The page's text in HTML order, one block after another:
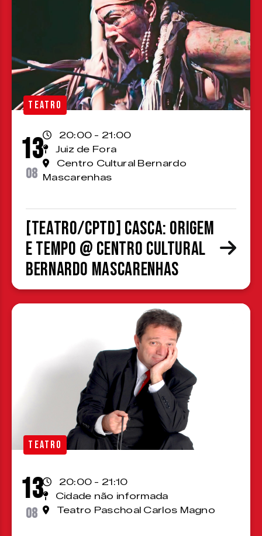
TEATRO
13
08
20:00 - 21:00
Juiz de Fora
Centro Cultural Bernardo
Mascarenhas
[TEATRO/CPTD] Casca: Origem
e Tempo @ Centro Cultural
Bernardo Mascarenhas
TEATRO
13
08
20:00 - 21:10
Cidade não informada
Teatro Paschoal Carlos Magno